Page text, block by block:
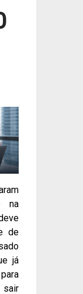
na
de
já
sair